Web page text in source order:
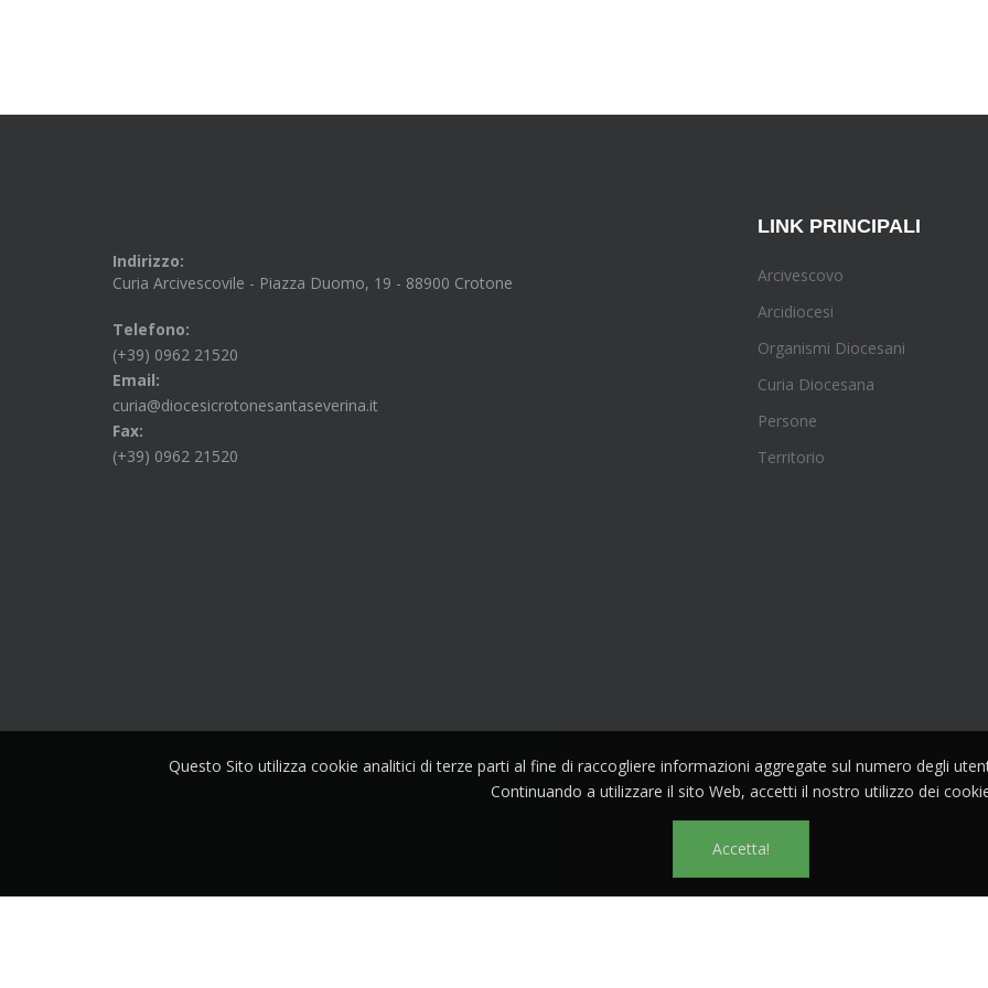
Indirizzo:
Curia Arcivescovile - Piazza Duomo, 19 - 88900 Crotone
Telefono:
(+39) 0962 21520
Email:
curia@diocesicrotonesantaseverina.it
Fax:
(+39) 0962 21520
LINK PRINCIPALI
Arcivescovo
Arcidiocesi
Organismi Diocesani
Curia Diocesana
Persone
Territorio
Questo Sito utilizza cookie analitici di terze parti al fine di raccogliere informazioni aggregate sul numero degli
Continuando a utilizzare il sito Web, accetti il nostro utilizzo dei
Accetta!